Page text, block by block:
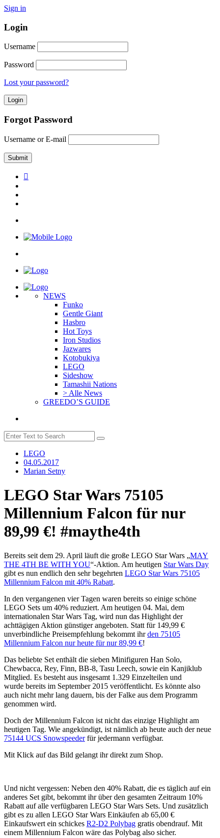
Sign in
Login
Username
Password
Lost your password?
Forgot Password
Username or E-mail
NEWS
Funko
Gentle Giant
Hasbro
Hot Toys
Iron Studios
Jazwares
Kotobukiya
LEGO
Sideshow
Tamashii Nations
> Alle News
GREEDO’S GUIDE
LEGO
04.05.2017
Marian Setny
LEGO Star Wars 75105
Millennium Falcon für nur
89,99 €! #maythe4th
Bereits seit dem 29. April läuft die große LEGO Star Wars „MAY
THE 4TH BE WITH YOU“-Aktion. Am heutigen Star Wars Day
gibt es nun endlich den sehr begehrten LEGO Star Wars 75105
Millennium Falcon mit 40% Rabatt.
In den vergangenen vier Tagen waren bereits so einige schöne
LEGO Sets um 40% reduziert. Am heutigen 04. Mai, dem
internationalen Star Wars Tag, wird nun das Highlight der
achttägigen Aktion günstiger angeboten. Statt für 149,99 €
unverbindliche Preisempfehlung bekommt ihrden 75105
Millennium Falcon nur heute für nur 89,99 €!
Das beliebte Set enthält die sieben Minifiguren Han Solo,
Chewbacca, Rey, Finn, BB-8, Tasu Leech, sowie ein Kanjiklub
Mitglied. Es besteht aus insgesamt 1.329 Einzelteilen und
wurde bereits im September 2015 veröffentlicht. Es könnte also
auch nicht mehr lang dauern, bis der Falke aus dem Programm
genommen wird.
Doch der Millennium Falcon ist nicht das einzige Highlight am
heutigen Tag. Wie angekündigt, ist nämlich ab heute auch der neue
75144 UCS Snowspeederfür jedermann verfügbar.
Mit Klick auf das Bild gelangt ihr direkt zum Shop.
Und nicht vergessen: Neben den 40% Rabatt, die es täglich auf ein
anderes Set gibt, bekommt ihr über den gesamten Zeitraum 10%
Rabatt auf alle verfügbaren LEGO Star Wars Sets. Und zusätzlich
gibt es zu allen LEGO Star Wars Einkäufen ab 65,00 €
Einkaufswert ein schickes R2-D2 Polybag gratis obendrauf. Mit
einem Millennium Falcon wäre das Polybag also sicher.